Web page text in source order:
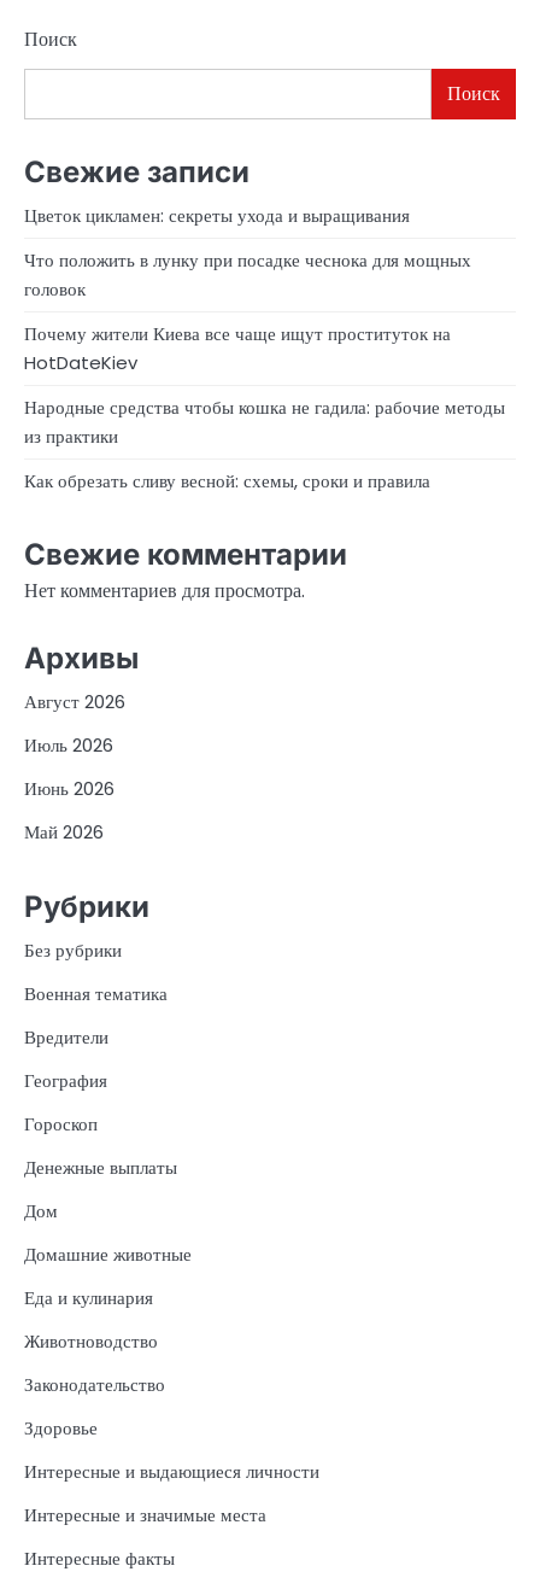
Поиск
Поиск
Свежие записи
Цветок цикламен: секреты ухода и выращивания
Что положить в лунку при посадке чеснока для мощных
головок
Почему жители Киева все чаще ищут проституток на
HotDateKiev
Народные средства чтобы кошка не гадила: рабочие методы
из практики
Как обрезать сливу весной: схемы, сроки и правила
Свежие комментарии
Нет комментариев для просмотра.
Архивы
Август 2026
Июль 2026
Июнь 2026
Май 2026
Рубрики
Без рубрики
Военная тематика
Вредители
География
Гороскоп
Денежные выплаты
Дом
Домашние животные
Еда и кулинария
Животноводство
Законодательство
Здоровье
Интересные и выдающиеся личности
Интересные и значимые места
Интересные факты